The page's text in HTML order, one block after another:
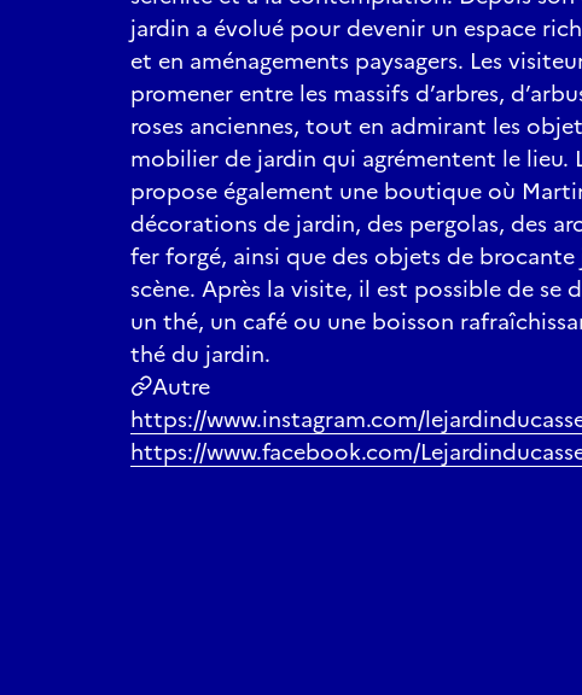
jardin a évolué pour devenir un espace
et en aménagements paysagers. Les
promener entre les massifs d’arbres,
roses anciennes, tout en admirant les
mobilier de jardin qui agrémentent le lieu.
propose également une boutique où
décorations de jardin, des pergolas, des
fer forgé, ainsi que des objets de
scène. Après la visite, il est possible de se
un thé, un café ou une boisson
thé du jardin.
Autre
https://www.instagram.com/
https://www.facebook.com/